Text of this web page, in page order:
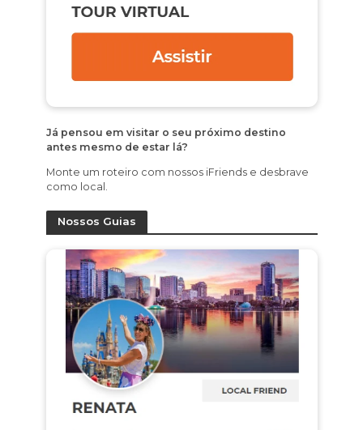
Já pensou em visitar o seu próximo destino
antes mesmo de estar lá?
Monte um roteiro com nossos iFriends e desbrave
como local.
Nossos Guias